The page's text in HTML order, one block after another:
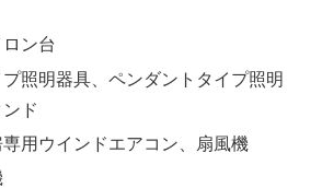
ン台
照明器具、ペンダントタイプ照明
ド
用ウインドエアコン、扇風機